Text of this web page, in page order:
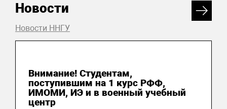
Новости
Новости ННГУ
Внимание! Студентам,
поступившим на 1 курс РФФ,
ИМОМИ, ИЭ и в военный учебный
центр